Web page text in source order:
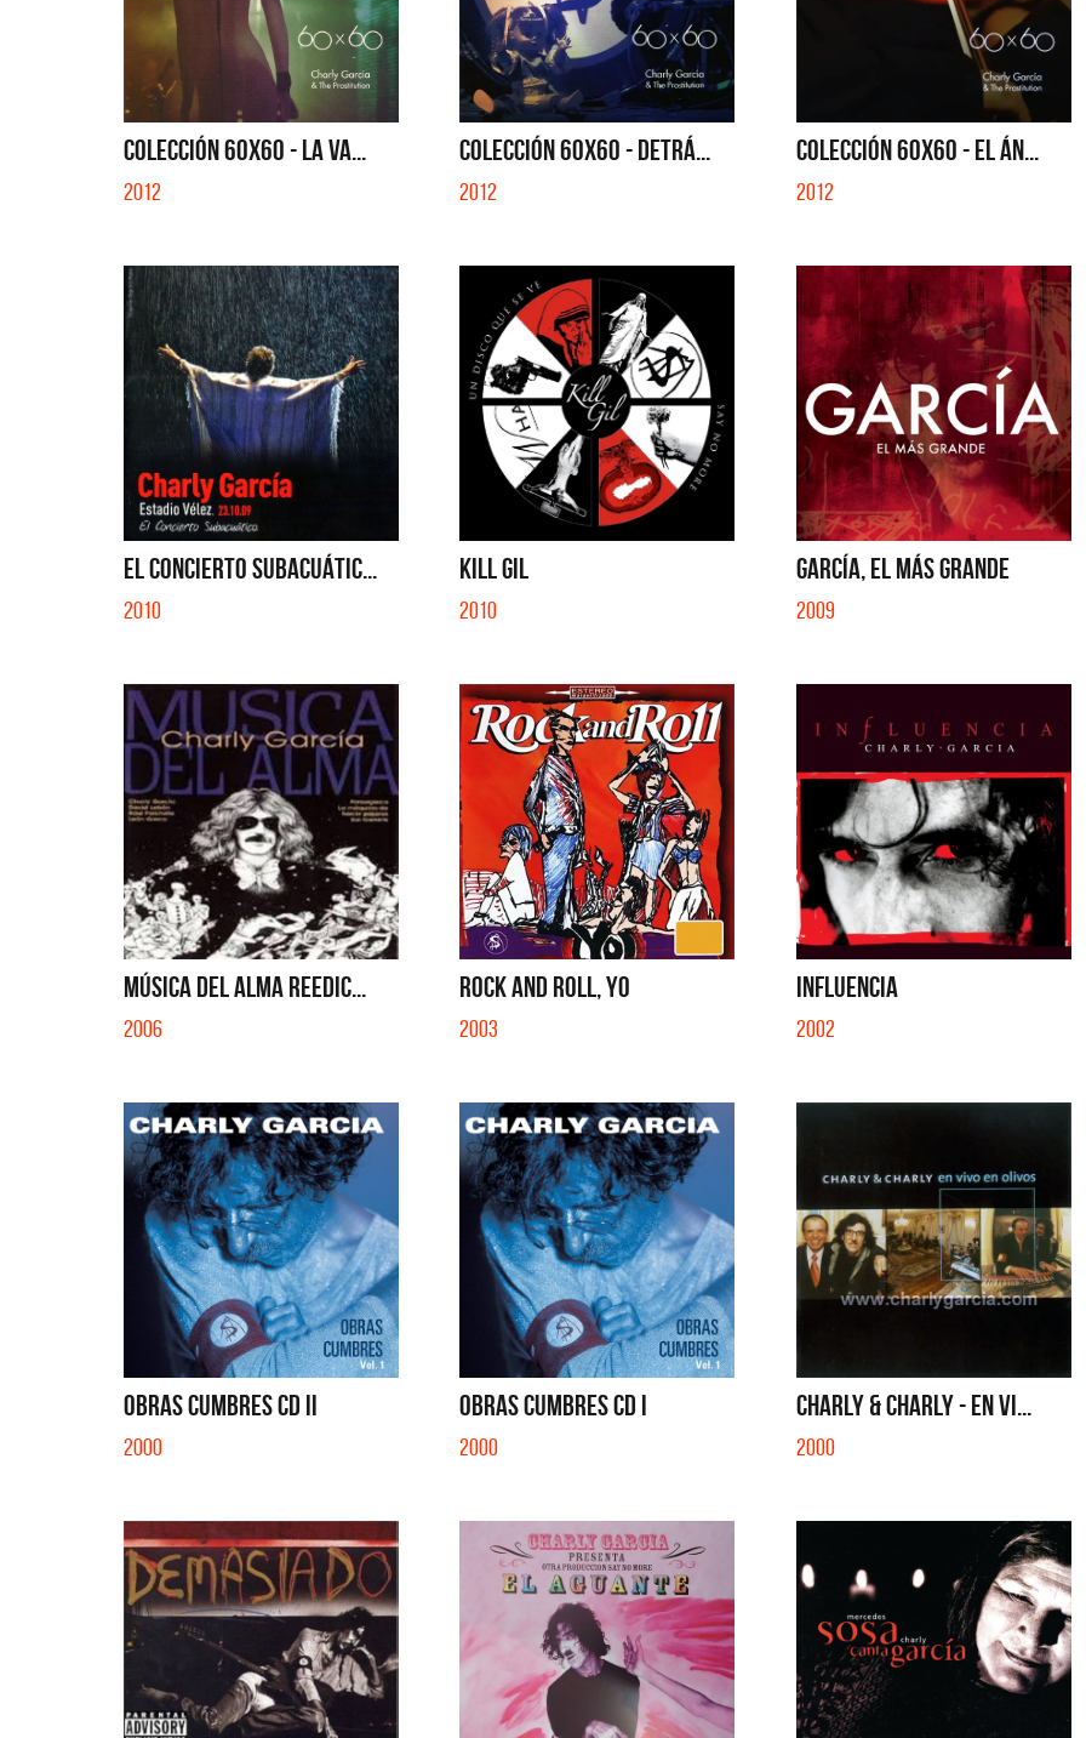
COLECCIÓN 60X60 - LA VA...
2012
COLECCIÓN 60X60 - DETRÁ...
2012
COLECCIÓN 60X60 - EL ÁN...
2012
EL CONCIERTO SUBACUÁTIC...
2010
KILL GIL
2010
GARCÍA, EL MÁS GRANDE
2009
MÚSICA DEL ALMA REEDIC...
2006
ROCK AND ROLL, YO
2003
INFLUENCIA
2002
OBRAS CUMBRES CD II
2000
OBRAS CUMBRES CD I
2000
CHARLY & CHARLY - EN VI...
2000
Benito Cerati
EN EL CIBER (LADO BE) - EP
La Muela y Sus Amigos
QUE NO SE MUELA LA MUELA - SINGLE